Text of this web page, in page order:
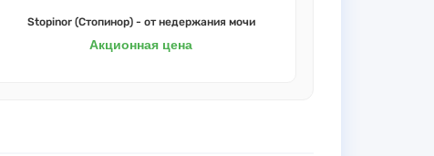
Stopinor (Стопинор) - от недержания мочи
Акционная цена